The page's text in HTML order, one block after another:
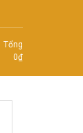
Tổng
0₫